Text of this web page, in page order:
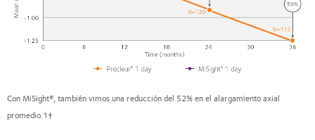
Con MiSight®, también vimos una reducción del 52% en el alargamiento axial
promedio.1†